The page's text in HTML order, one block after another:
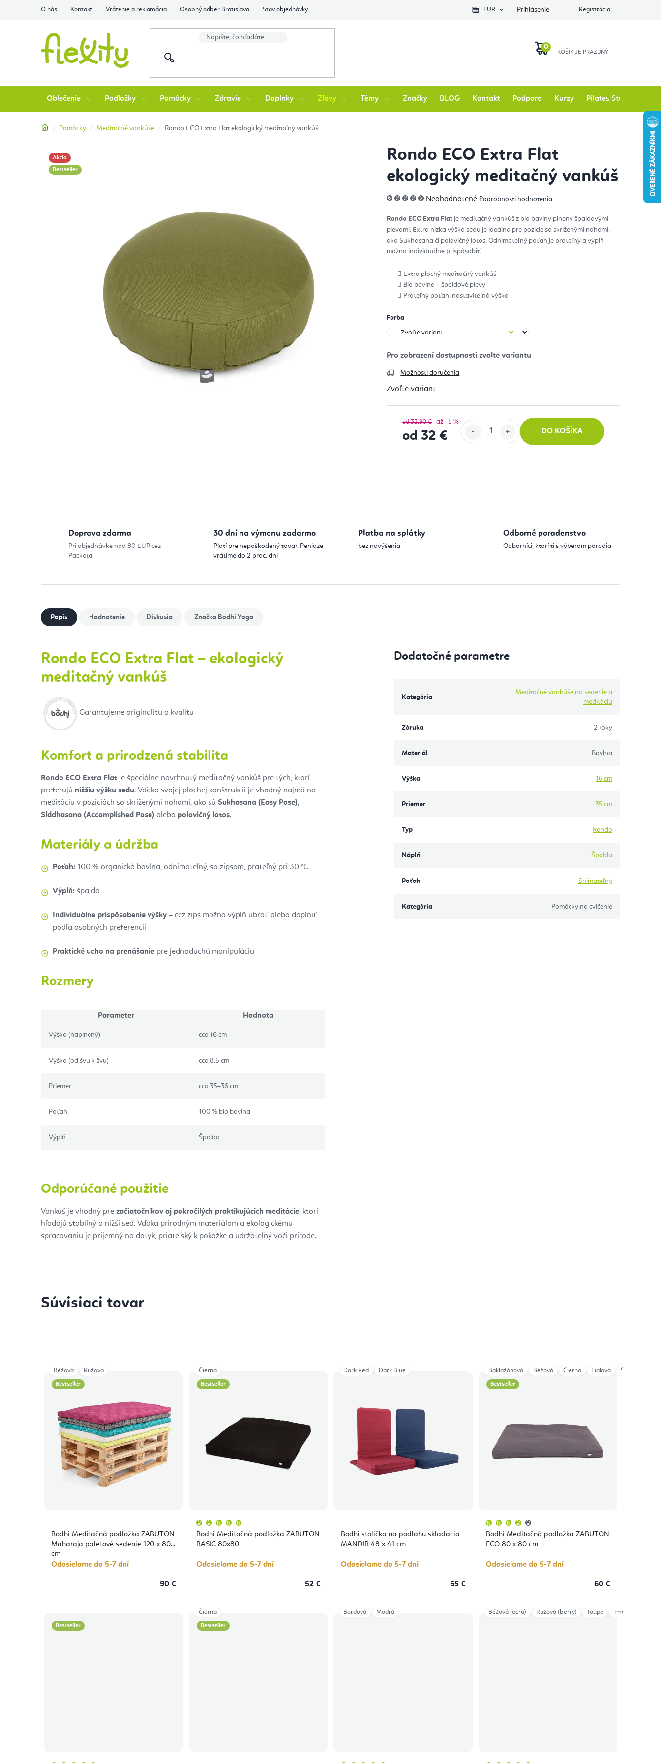
O nás Kontakt Vrátenie a reklamácia Osobný odber Bratislava Stav objednávky EUR Prihlásenie Registrácia
KOŠÍK
Oblečenie Podložky Pomôcky Zdravie Doplnky Zľavy Témy Značky BLOG Kontakt Podpora Kurzy Pilates Studio
DomovPomôcky Meditačné vankúše Rondo ECO Extra Flat ekologický meditačný vankúš
Rondo ECO Extra Flat
ekologický meditačný vankúš
Priemerné
hodnotenie
0,0
5
hviezdičiek.
Neohodnotené Podrobnosti hodnotenia
Rondo ECO Extra Flat je meditačný vankúš z bio bavlny plnený špaldovými
plevami. Extra nízka výška sedu je ideálna pre pozície so skríženými nohami,
ako Sukhasana či polovičný lotos. Odnímateľný poťah je prateľný a výplň
možno individuálne prispôsobiť.
Extra plochý meditačný vankúš
Bio bavlna + špaldové plevy
Prateľný poťah, nastaviteľná výška
Farba
Možnosti doručenia
Zvoľte variant
od 33,90 € až –5 %
od 32 € DO KOŠÍKA
Akcia
Bestseller
Doprava zdarma
Pri objednávke nad 80 EUR cez
Packeta
30 dní na výmenu zadarmo
Platí pre nepoškodený tovar. Peniaze
vrátime do 2 prac. dní
Platba na splátky
bez navýšenia
Odborné poradenstvo
Odborníci, ktorí ti s výberom poradia
Popis Hodnotenie Diskusia Značka Bodhi Yoga
Rondo ECO Extra Flat – ekologický
meditačný vankúš
Garantujeme originalitu a kvalitu
Komfort a prirodzená stabilita
Rondo ECO Extra Flat je špeciálne navrhnutý meditačný vankúš pre tých, ktorí
preferujú nižšiu výšku sedu. Vďaka svojej plochej konštrukcii je vhodný najmä na
meditáciu v pozíciách so skríženými nohami, ako sú Sukhasana (Easy Pose),
Siddhasana (Accomplished Pose) alebo polovičný lotos.
Materiály a údržba
Poťah: 100 % organická bavlna, odnímateľný, so zipsom, prateľný pri 30 °C
Výplň: špalda
Individuálne prispôsobenie výšky – cez zips možno výplň ubrať alebo doplniť
podľa osobných preferencií
Praktické ucho na prenášanie pre jednoduchú manipuláciu
Rozmery
Parameter Hodnota
Výška (naplnený) cca 16 cm
Výška (od švu k švu) cca 8,5 cm
Priemer cca 35–36 cm
Poťah 100 % bio bavlna
Výplň Špalda
Odporúčané použitie
Vankúš je vhodný pre začiatočníkov aj pokročilých praktikujúcich meditácie, ktorí
hľadajú stabilný a nižší sed. Vďaka prírodným materiálom a ekologickému
spracovaniu je príjemný na dotyk, priateľský k pokožke a udržateľný voči prírode.
Dodatočné parametre
Kategória
Meditačné vankúše na sedenie a
meditáciu
Záruka 2 roky
Materiál Bavlna
Výška 16 cm
Priemer 35 cm
Typ Rondo
Náplň Špalda
Poťah Snímateľný
Kategória Pomôcky na cvičenie
Súvisiaci tovar
Bestseller
Bodhi Meditačná podložka ZABUTON
Maharaja paletové sedenie 120 x 80
cm
Odosielame do 5-7 dní
90 €
Béžová Ružová
Bestseller
Bodhi Meditačná podložka ZABUTON
BASIC 80x80
produktu
je
hviezdičiek.
Odosielame do 5-7 dní
52 €
Čierna
Bodhi stolička na podlahu skladacia
MANDIR 48 x 41 cm
Odosielame do 5-7 dní
65 €
Dark Red Dark Blue
Bestseller
Bodhi Meditačná podložka ZABUTON
ECO 80 x 80 cm
produktu
je
4,0
hviezdičiek.
Odosielame do 5-7 dní
60 €
Baklažánová Béžová Čierna Fialová Šedá
Bestseller Bestseller
Čierna Bordová Modrá Béžová (ecru) Ružová (berry) Taupe Tmavočervená